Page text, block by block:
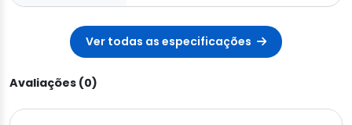
Ver todas as especificações
Avaliações (0)